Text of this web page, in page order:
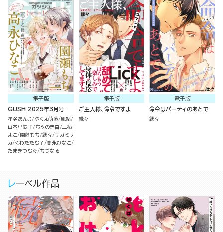
電子版
GUSH 2025年3月号
星名あんじ ゆくえ萌葱 風緒
山本小鉄子 ちゃのき杏 三栖
よこ
園瀬もち 縁々 サガミワ
カ
くわたたむ子 高永ひなこ
たまきつむぐ
ちづなる
電子版
ご主人様、命令ですよ
縁々
電子版
命令はパーティのあとで
縁々
レーベル作品